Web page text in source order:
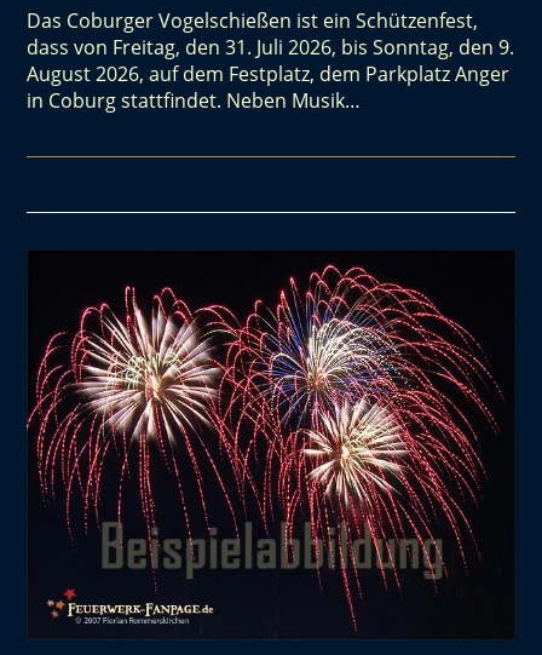
Das Coburger Vogelschießen ist ein Schützenfest,
dass von Freitag, den 31. Juli 2026, bis Sonntag, den 9.
August 2026, auf dem Festplatz, dem Parkplatz Anger
in Coburg stattfindet. Neben Musik…